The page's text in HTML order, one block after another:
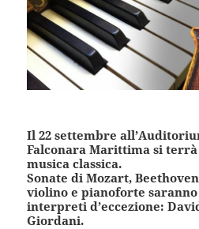
Il 22 settembre
Falconara Marittima si
musica classica.
Sonate di Mozart,
violino e pianoforte saranno
interpreti d’eccezione:
Giordani.